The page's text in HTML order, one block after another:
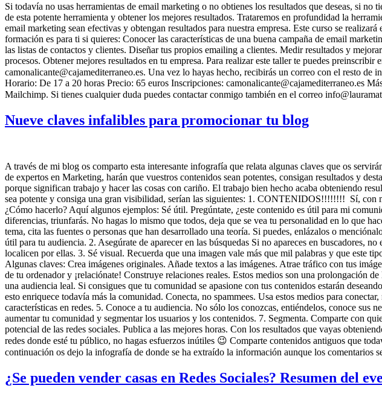
Si todavía no usas herramientas de email marketing o no obtienes los resultados que deseas, si
de esta potente herramienta y obtener los mejores resultados. Trataremos en profundidad la
email marketing sean efectivas y obtengan resultados para nuestra empresa. Este curso se
formación es para ti si quieres: Conocer las características de una buena campaña de email
las listas de contactos y clientes. Diseñar tus propios emailing a clientes. Medir resultados y
procesos. Obtener mejores resultados en tu empresa. Para realizar este taller te puedes
camonalicante@cajamediterraneo.es. Una vez lo hayas hecho, recibirás un correo con el resto
Horario: De 17 a 20 horas Precio: 65 euros Inscripciones: camonalicante@cajamediterraneo.es
Mailchimp. Si tienes cualquier duda puedes contactar conmigo también en el correo
Nueve claves infalibles para promocionar tu blog
A través de mi blog os comparto esta interesante infografía que relata algunas claves que os
de expertos en Marketing, harán que vuestros contenidos sean potentes, consigan resultados y
porque significan trabajo y hacer las cosas con cariño. El trabajo bien hecho acaba obteniendo
sea potente y consiga una gran visibilidad, serían las siguientes: 1. CONTENIDOS!!!!!!!! Sí, con
¿Cómo hacerlo? Aquí algunos ejemplos: Sé útil. Pregúntate, ¿este contenido es útil para mi
diferencias, triunfarás. No hagas lo mismo que todos, deja que se vea tu personalidad en lo que
tema, cita las fuentes o personas que han desarrollado una teoría. Si puedes, enlázalos o
útil para tu audiencia. 2. Asegúrate de aparecer en las búsquedas Si no apareces en buscadores,
localicen por ellas. 3. Sé visual. Recuerda que una imagen vale más que mil palabras y que este
Algunas claves: Crea imágenes originales. Añade textos a las imágenes. Atrae tráfico con tus
de tu ordenador y ¡relaciónate! Construye relaciones reales. Estos medios son una prolongación
una audiencia leal. Si consigues que tu comunidad se apasione con tus contenidos estarán
esto enriquece todavía más la comunidad. Conecta, no spammees. Usa estos medios para
características en redes. 5. Conoce a tu audiencia. No sólo los conozcas, entiéndelos, conoce sus
aumentar tu comunidad y segmentar los usuarios y los contenidos. 7. Segmenta. Comparte con
potencial de las redes sociales. Publica a las mejores horas. Con los resultados que vayas
redes donde esté tu público, no hagas esfuerzos inútiles 😉 Comparte contenidos antiguos que
continuación os dejo la infografía de donde se ha extraído la información aunque los
¿Se pueden vender casas en Redes Sociales? Resumen del